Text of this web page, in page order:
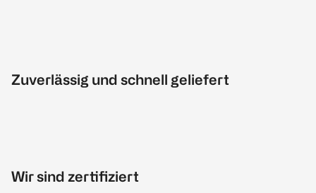
Zuverlässig und schnell geliefert
Wir sind zertifiziert